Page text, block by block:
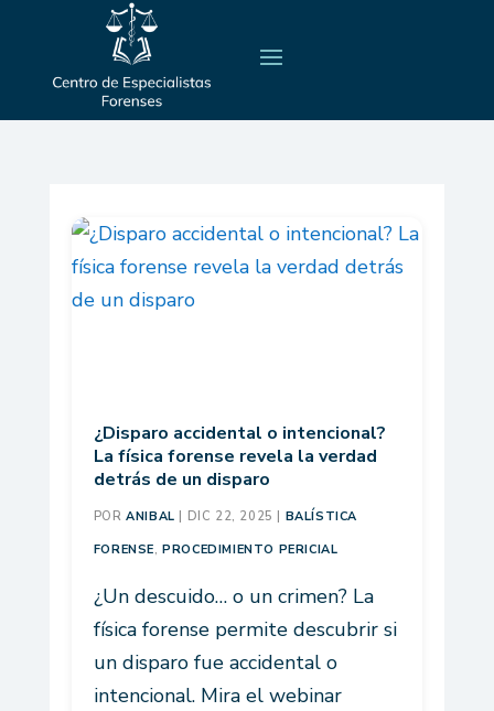
¿Disparo accidental o intencional?
La física forense revela la verdad
detrás de un disparo
PORANIBAL DIC 22, 2025
BALÍSTICA
FORENSE,PROCEDIMIENTO PERICIAL
¿Un descuido… o un crimen? La
física forense permite descubrir si
un disparo fue accidental o
intencional. Mira el webinar